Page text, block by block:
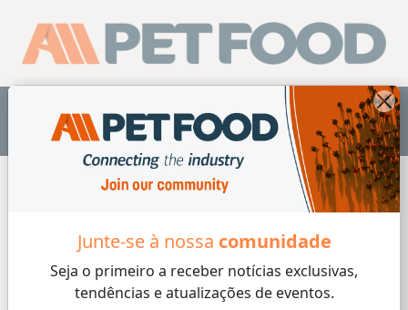
Junte-se à nossa comunidade
Seja o primeiro a receber notícias exclusivas,
tendências e atualizações de eventos.
PT